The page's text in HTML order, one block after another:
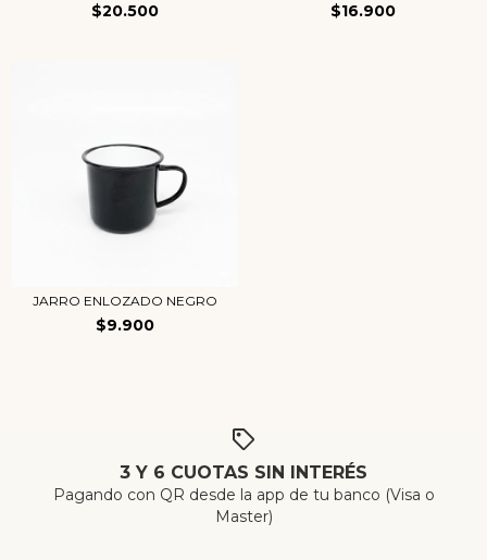
$20.500 $16.900
JARRO ENLOZADO NEGRO
$9.900
3 Y 6 CUOTAS SIN INTERÉS
Pagando con QR desde la app de tu banco (Visa o
Master)